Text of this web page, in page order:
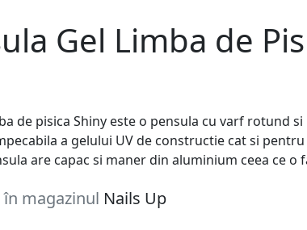
Gel Limba de
de pisica Shiny este o pensula cu varf rotund
a gelului UV de constructie cat si
are capac si maner din aluminium ceea ce o
în magazinul Nails Up